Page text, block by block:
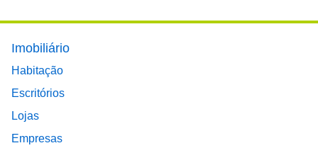
Footer main menu
Imobiliário
Habitação
Escritórios
Lojas
Empresas